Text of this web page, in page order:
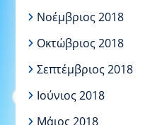
Νοέμβριος 2018
Οκτώβριος 2018
Σεπτέμβριος 2018
Ιούνιος 2018
Μάιος 2018